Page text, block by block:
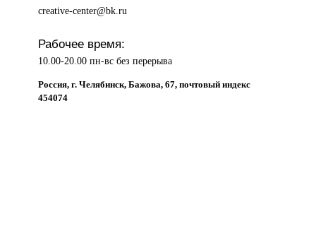
creative-center@bk.ru
Рабочее время:
10.00-20.00 пн-вс без перерыва
Россия, г. Челябинск, Бажова, 67, почтовый индекс
454074